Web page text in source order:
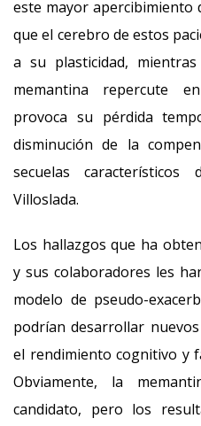
este mayor apercibimiento
que el cerebro de estos
a su plasticidad,
memantina repercute
provoca su pérdida
disminución de la
secuelas
Villoslada.
Los hallazgos que ha
y sus colaboradores les
modelo de pseudo-
podrían desarrollar
el rendimiento cognitivo y
Obviamente, la
candidato, pero los